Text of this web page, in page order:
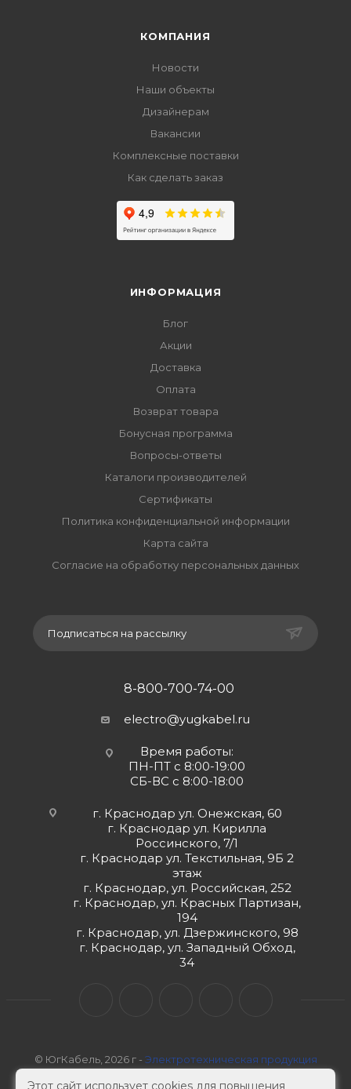
КОМПАНИЯ
Новости
Наши объекты
Дизайнерам
Вакансии
Комплексные поставки
Как сделать заказ
ИНФОРМАЦИЯ
Блог
Акции
Доставка
Оплата
Возврат товара
Бонусная программа
Вопросы-ответы
Каталоги производителей
Сертификаты
Политика конфиденциальной информации
Карта сайта
Согласие на обработку персональных данных
Подписаться на рассылку
8-800-700-74-00
electro@yugkabel.ru
Время работы:
ПН-ПТ с 8:00-19:00
СБ-ВС с 8:00-18:00
г. Краснодар ул. Онежская, 60
г. Краснодар ул. Кирилла
Россинского, 7/1
г. Краснодар ул. Текстильная, 9Б 2
этаж
г. Краснодар, ул. Российская, 252
г. Краснодар, ул. Красных Партизан,
194
г. Краснодар, ул. Дзержинского, 98
г. Краснодар, ул. Западный Обход,
34
© ЮгКабель, 2026 г - Электротехническая продукция
Этот сайт использует cookies для повышения